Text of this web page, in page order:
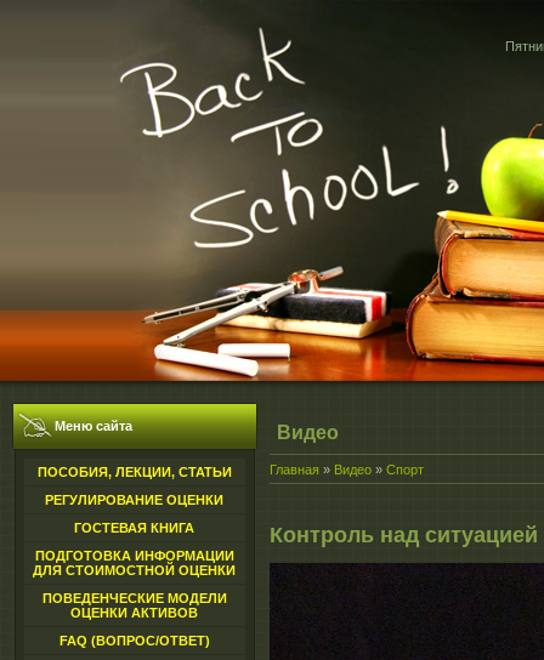
Меню сайта
ПОСОБИЯ, ЛЕКЦИИ, СТАТЬИ
РЕГУЛИРОВАНИЕ ОЦЕНКИ
ГОСТЕВАЯ КНИГА
ПОДГОТОВКА ИНФОРМАЦИИ
ДЛЯ СТОИМОСТНОЙ ОЦЕНКИ
ПОВЕДЕНЧЕСКИЕ МОДЕЛИ
ОЦЕНКИ АКТИВОВ
FAQ (ВОПРОС/ОТВЕТ)
Видео
Главная » Видео » Спорт
Контроль над ситуацией